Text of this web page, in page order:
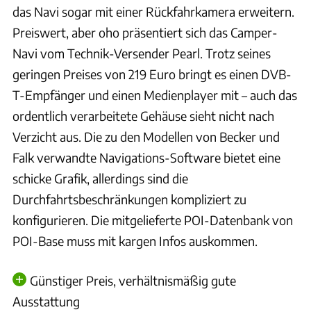
das Navi sogar mit einer Rückfahrkamera erweitern.
Preiswert, aber oho präsentiert sich das Camper-
Navi vom Technik-Versender Pearl. Trotz seines
geringen Preises von 219 Euro bringt es einen DVB-
T-Empfänger und einen Medienplayer mit – auch das
ordentlich verarbeitete Gehäuse sieht nicht nach
Verzicht aus. Die zu den Modellen von Becker und
Falk verwandte Navigations-Software bietet eine
schicke Grafik, allerdings sind die
Durchfahrtsbeschränkungen kompliziert zu
konfigurieren. Die mitgelieferte POI-Datenbank von
POI-Base muss mit kargen Infos auskommen.
Günstiger Preis, verhältnismäßig gute
Ausstattung